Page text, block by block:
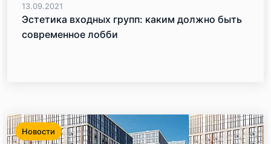
13.09.2021
Эстетика входных групп: каким должно быть
современное лобби
Новости